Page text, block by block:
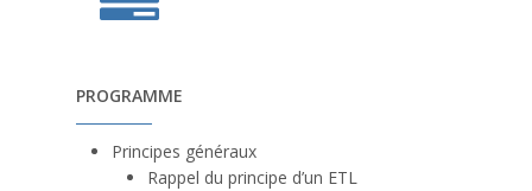
PROGRAMME
Principes généraux
Rappel du principe d’un ETL